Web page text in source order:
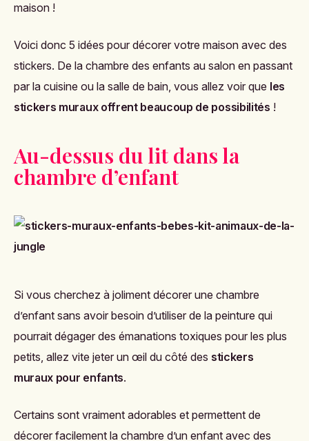
maison !
Voici donc 5 idées pour décorer votre maison avec des
stickers. De la chambre des enfants au salon en passant
par la cuisine ou la salle de bain, vous allez voir que les
stickers muraux offrent beaucoup de possibilités !
Au-dessus du lit dans la
chambre d’enfant
Si vous cherchez à joliment décorer une chambre
d’enfant sans avoir besoin d’utiliser de la peinture qui
pourrait dégager des émanations toxiques pour les plus
petits, allez vite jeter un œil du côté des stickers
muraux pour enfants.
Certains sont vraiment adorables et permettent de
décorer facilement la chambre d’un enfant avec des